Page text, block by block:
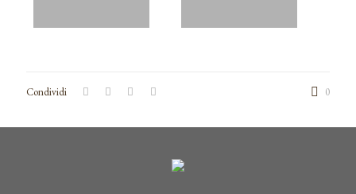
Condividi 0